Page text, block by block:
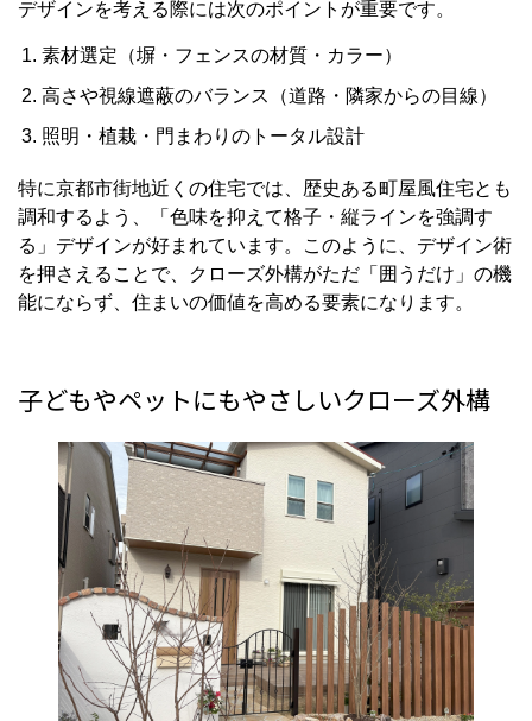
特に京都市街地近くの住宅では、歴史ある町屋風住宅とも
調和するよう、「色味を抑えて格子・縦ラインを強調す
る」デザインが好まれています。このように、デザイン術
能にならず、住まいの価値を高める要素になります。
子どもやペットにもやさしいクローズ外構
ご家族で暮らすにあたって、「子どもの遊び場」「ペット
の運動スペース」は重要な要素です。